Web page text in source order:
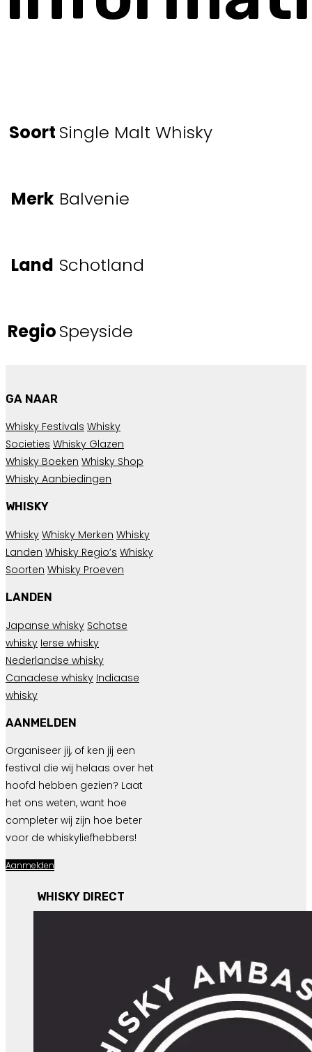
Soort Single Malt Whisky
Merk Balvenie
Land Schotland
RegioSpeyside
GA NAAR
Whisky Festivals Whisky
Societies Whisky Glazen
Whisky Boeken Whisky Shop
Whisky Aanbiedingen
WHISKY
Whisky Whisky Merken Whisky
Landen Whisky Regio’s Whisky
Soorten Whisky Proeven
LANDEN
Japanse whisky Schotse
whisky Ierse whisky
Nederlandse whisky
Canadese whisky Indiaase
whisky
AANMELDEN
Organiseer jij, of ken jij een
festival die wij helaas over het
hoofd hebben gezien? Laat
het ons weten, want hoe
completer wij zijn hoe beter
voor de whiskyliefhebbers!
Aanmelden
WHISKY DIRECT